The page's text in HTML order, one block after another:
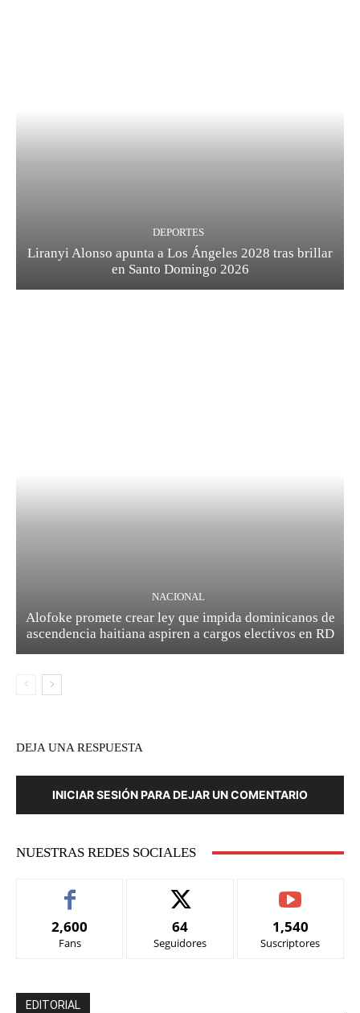
DEPORTES
Liranyi Alonso apunta a Los Ángeles 2028 tras brillar
en Santo Domingo 2026
NACIONAL
Alofoke promete crear ley que impida dominicanos de
ascendencia haitiana aspiren a cargos electivos en RD
DEJA UNA RESPUESTA
INICIAR SESIÓN PARA DEJAR UN COMENTARIO
NUESTRAS REDES SOCIALES
2,600
Fans
64
Seguidores
1,540
Suscriptores
EDITORIAL